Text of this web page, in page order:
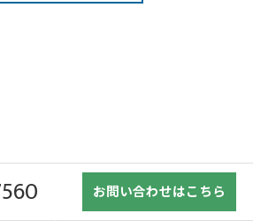
お問い合わせはこちら